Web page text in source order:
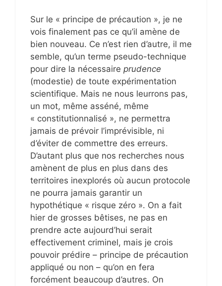
Sur le « principe de précaution », je ne
vois finalement pas ce qu’il amène de
bien nouveau. Ce n’est rien d’autre, il me
semble, qu’un terme pseudo-technique
pour dire la nécessaire prudence
(modestie) de toute expérimentation
scientifique. Mais ne nous leurrons pas,
un mot, même asséné, même
« constitutionnalisé », ne permettra
jamais de prévoir l’imprévisible, ni
d’éviter de commettre des erreurs.
D’autant plus que nos recherches nous
amènent de plus en plus dans des
territoires inexplorés où aucun protocole
ne pourra jamais garantir un
hypothétique « risque zéro ». On a fait
hier de grosses bêtises, ne pas en
prendre acte aujourd’hui serait
effectivement criminel, mais je crois
pouvoir prédire – principe de précaution
appliqué ou non – qu’on en fera
forcément beaucoup d’autres. On